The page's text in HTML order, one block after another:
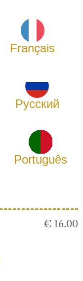
Français
Русский
Português
€ 16.00